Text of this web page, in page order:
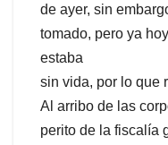
de ayer, sin
tomado, pero ya
estaba
sin vida, por lo que
Al arribo de las
perito de la fiscalía